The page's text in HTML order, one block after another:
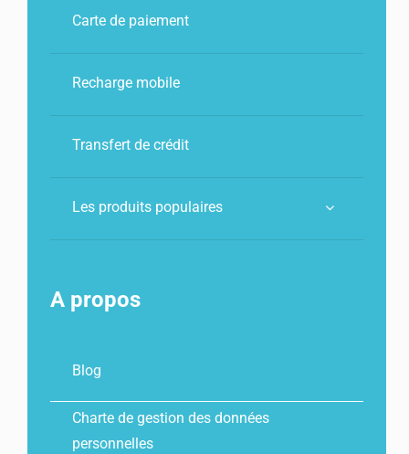
Carte de paiement
Recharge mobile
Transfert de crédit
Les produits populaires
A propos
Blog
Charte de gestion des données
personnelles